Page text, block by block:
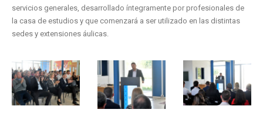
servicios generales, desarrollado íntegramente por profesionales de
la casa de estudios y que comenzará a ser utilizado en las distintas
sedes y extensiones áulicas.